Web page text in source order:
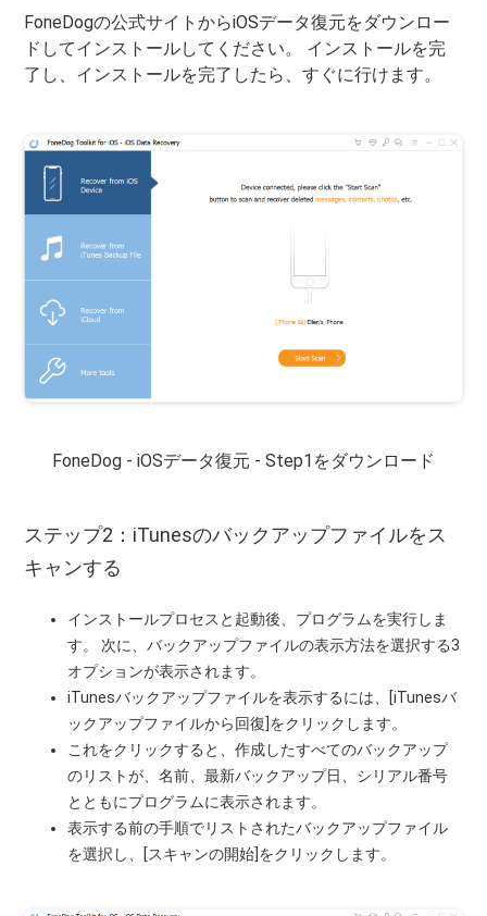
FoneDogの公式サ​​イトからiOSデータ復元をダウンロー
ドしてインストールしてください。 インストールを完
了し、インストールを完了したら、すぐに行けます。
FoneDog - iOSデータ復元 - Step1をダウンロード
ステップ2：iTunesのバックアップファイルをス
キャンする
インストールプロセスと起動後、プログラムを実行しま
す。 次に、バックアップファイルの表示方法を選択する3
オプションが表示されます。
iTunesバックアップファイルを表示するには、[iTunesバ
ックアップファイルから回復]をクリックします。
これをクリックすると、作成したすべてのバックアップ
のリストが、名前、最新バックアップ日、シリアル番号
とともにプログラムに表示されます。
表示する前の手順でリストされたバックアップファイル
を選択し、[スキャンの開始]をクリックします。